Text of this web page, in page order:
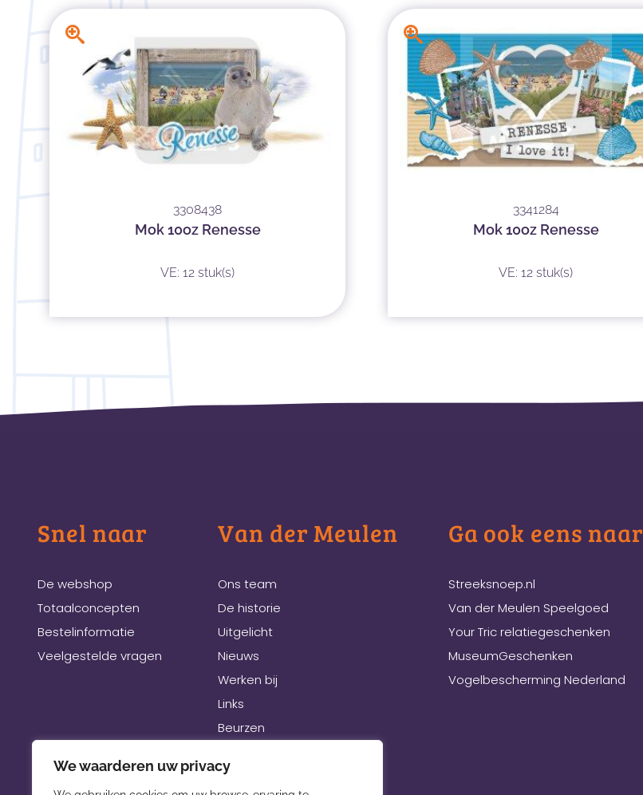
We waarderen uw privacy
3308438
Mok 10oz Renesse
VE: 12 stuk(s)
3341284
Mok 10oz Renesse
VE: 12 stuk(s)
Snel naar
De webshop
Totaalconcepten
Bestelinformatie
Veelgestelde vragen
Van der Meulen
Ons team
De historie
Uitgelicht
Nieuws
Werken bij
Links
Beurzen
Ga ook eens naar
Streeksnoep.nl
Van der Meulen Speelgoed
Your Tric relatiegeschenken
MuseumGeschenken
Vogelbescherming Nederland